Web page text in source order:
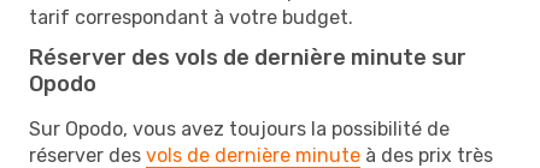
tarif correspondant à votre budget.
Réserver des vols de dernière minute sur
Opodo
Sur Opodo, vous avez toujours la possibilité de
réserver des vols de dernière minute à des prix très